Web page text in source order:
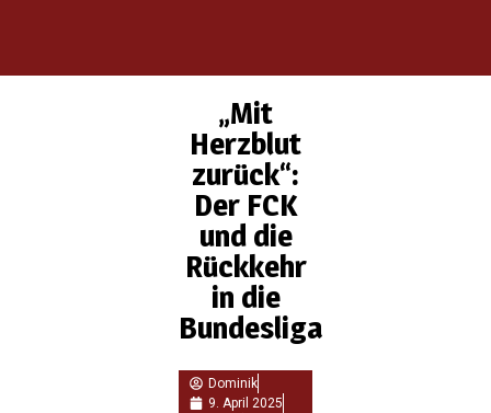
„Mit
Herzblut
zurück“:
Der FCK
und die
Rückkehr
in die
Bundesliga
Dominik
9. April 2025